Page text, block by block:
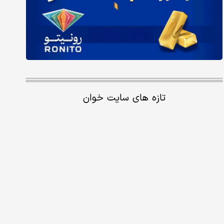
تازه های سایت خوان